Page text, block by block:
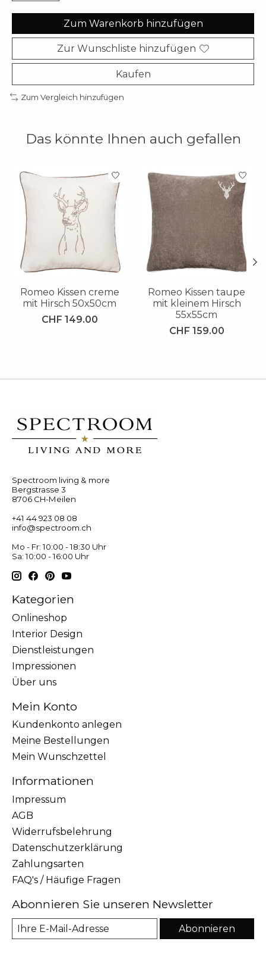
Zum Warenkorb hinzufügen
Zur Wunschliste hinzufügen
Kaufen
Zum Vergleich hinzufügen
Das könnte Ihnen auch gefallen
Produkt-Karussell-Artikel
Romeo Kissen creme
mit Hirsch 50x50cm
CHF 149.00
Romeo Kissen taupe
mit kleinem Hirsch
55x55cm
CHF 159.00
Spectroom living & more
Bergstrasse 3
8706 CH-Meilen
+41 44 923 08 08
info@spectroom.ch
Mo - Fr: 10:00 - 18:30 Uhr
Sa: 10:00 - 16:00 Uhr
Kategorien
Onlineshop
Interior Design
Dienstleistungen
Impressionen
Über uns
Mein Konto
Kundenkonto anlegen
Meine Bestellungen
Mein Wunschzettel
Informationen
Impressum
AGB
Widerrufsbelehrung
Datenschutzerklärung
Zahlungsarten
FAQ's / Häufige Fragen
Abonnieren Sie unseren Newsletter
Abonnieren